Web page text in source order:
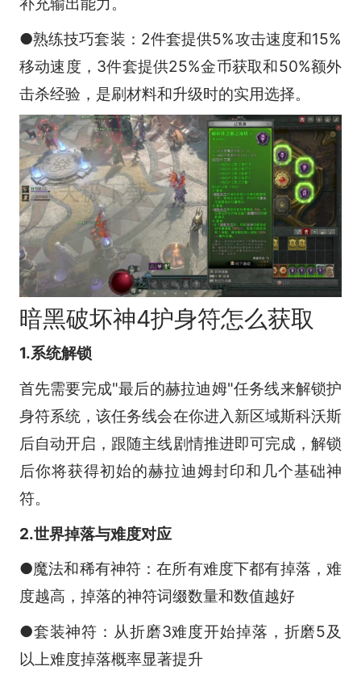
●熟练技巧套装：2件套提供5%攻击速度和15%
移动速度，3件套提供25%金币获取和50%额外
击杀经验，是刷材料和升级时的实用选择。
暗黑破坏神4护身符怎么获取
1.系统解锁
首先需要完成"最后的赫拉迪姆"任务线来解锁护
身符系统，该任务线会在你进入新区域斯科沃斯
后自动开启，跟随主线剧情推进即可完成，解锁
后你将获得初始的赫拉迪姆封印和几个基础神
符。
2.世界掉落与难度对应
●魔法和稀有神符：在所有难度下都有掉落，难
度越高，掉落的神符词缀数量和数值越好
●套装神符：从折磨3难度开始掉落，折磨5及
以上难度掉落概率显著提升